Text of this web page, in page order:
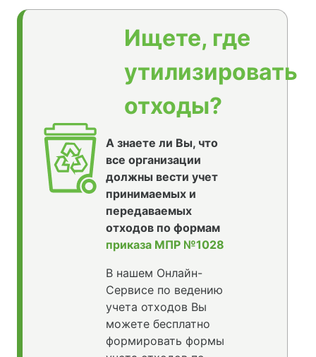
Ищете, где
утилизировать
отходы?
А знаете ли Вы, что
все организации
должны вести учет
принимаемых и
передаваемых
отходов по формам
приказа МПР №1028
В нашем Онлайн-
Сервисе по ведению
учета отходов Вы
можете бесплатно
формировать формы